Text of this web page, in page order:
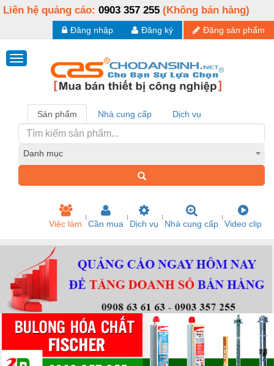
Liên hệ quảng cáo: 0903 357 255 (Không bán hàng)
Đăng sản phẩm
Đăng ký
Đăng nhập
Sản phẩm Nhà cung cấp Dịch vụ
Danh mục
Việc làm Cần mua Dịch vụ Nhà cung cấp Video clip